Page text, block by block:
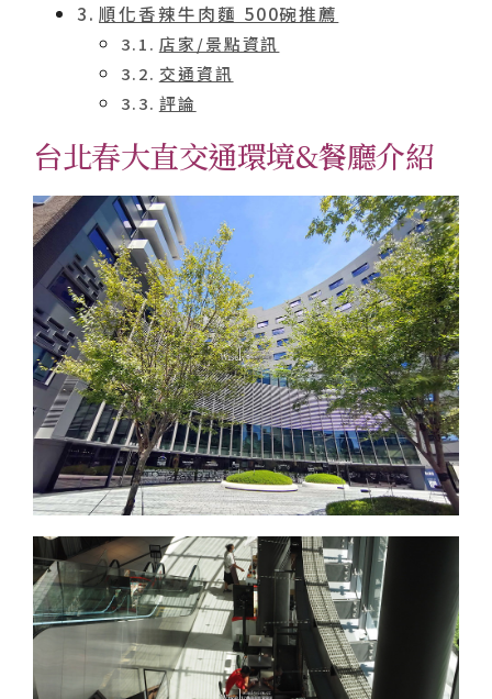
順化香辣牛肉麵 500碗推薦
店家/景點資訊
交通資訊
評論
台北春大直交通環境&餐廳介紹